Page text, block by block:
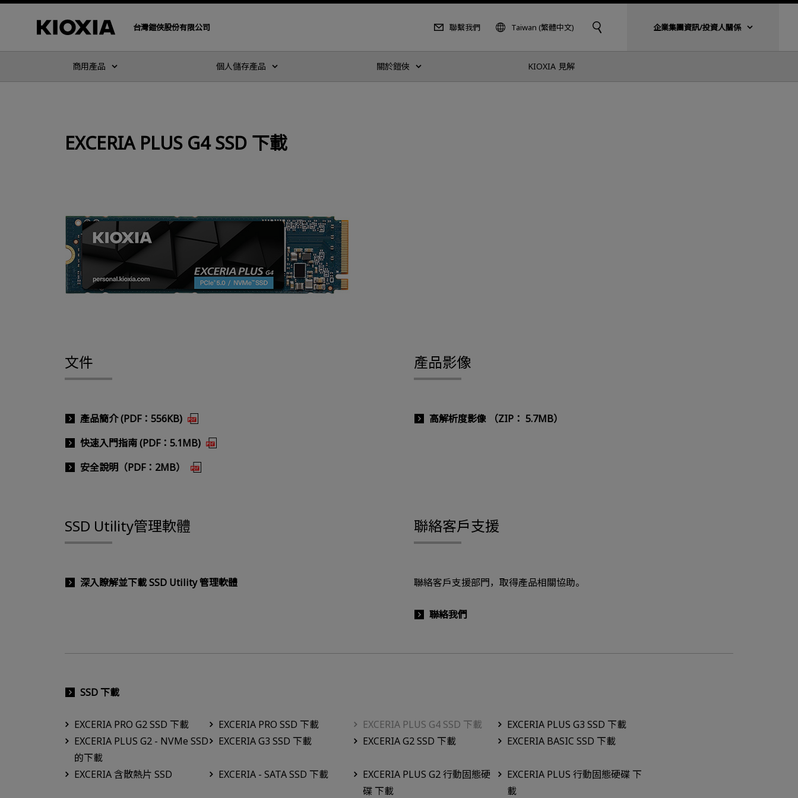
台灣鎧俠股份有限公司 聯繫我們 Taiwan (繁體中文) 企業集團資訊/投資人關係
商用產品 個人儲存產品 關於鎧俠 KIOXIA 見解
EXCERIA PLUS G4 SSD 下載
文件
產品簡介 (PDF：556KB)
快速入門指南 (PDF：5.1MB)
安全說明（PDF：2MB）
產品影像
高解析度影像 （ZIP： 5.7MB）
SSD Utility管理軟體
深入瞭解並下載 SSD Utility 管理軟體
聯絡客戶支援
聯絡客戶支援部門，取得產品相關協助。
聯絡我們
SSD 下載
EXCERIA PRO G2 SSD 下載 EXCERIA PRO SSD 下載 EXCERIA PLUS G4 SSD 下載
EXCERIA PLUS G3 SSD 下載
EXCERIA PLUS G2 - NVMe SSD
的下載
EXCERIA G3 SSD 下載 EXCERIA G2 SSD 下載 EXCERIA BASIC SSD 下載
EXCERIA 含散熱片 SSD EXCERIA - SATA SSD 下載
EXCERIA PLUS G2 行動固態硬
碟 下載
EXCERIA PLUS 行動固態硬碟 下
載